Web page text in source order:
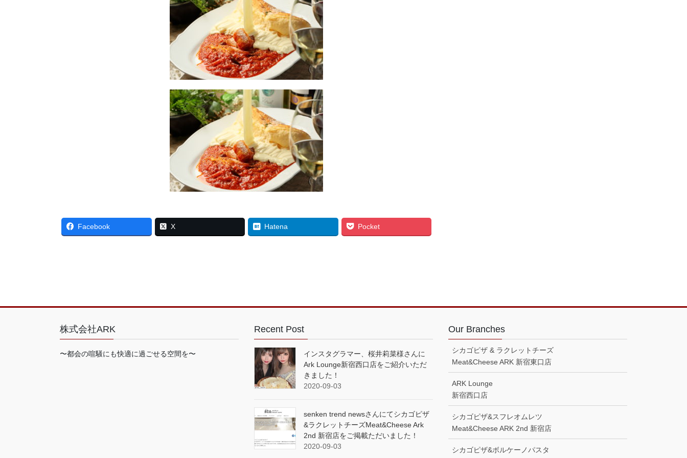
Facebook X Hatena Pocket
株式会社ARK
〜都会の喧騒にも快適に過ごせる空間を〜
Recent Post
インスタグラマー、桜井莉菜様さんに
Ark Lounge新宿西口店をご紹介いただ
きました！
2020-09-03
senken trend newsさんにてシカゴピザ
&ラクレットチーズMeat&Cheese Ark
2nd 新宿店をご掲載ただいました！
2020-09-03
Our Branches
シカゴピザ & ラクレットチーズ
Meat&Cheese ARK 新宿東口店
ARK Lounge
新宿西口店
シカゴピザ&スフレオムレツ
Meat&Cheese ARK 2nd 新宿店
シカゴピザ&ボルケーノパスタ